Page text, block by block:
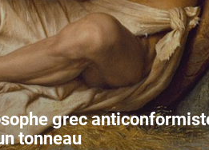
grec
tonneau